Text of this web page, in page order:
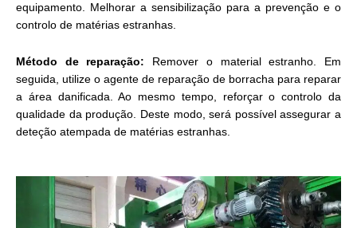
equipamento. Melhorar a sensibilização para a prevenção e o
controlo de matérias estranhas.
Método de reparação: Remover o material estranho. Em
seguida, utilize o agente de reparação de borracha para reparar
a área danificada. Ao mesmo tempo, reforçar o controlo da
qualidade da produção. Deste modo, será possível assegurar a
deteção atempada de matérias estranhas.